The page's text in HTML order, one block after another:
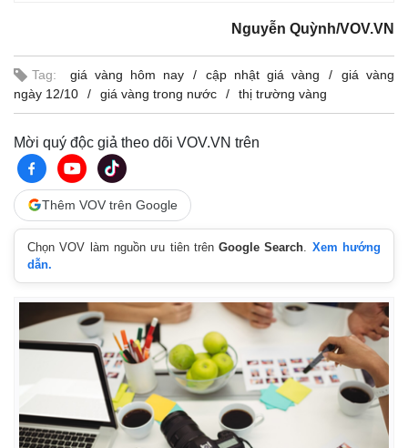
Chứng khoán
Nguyễn Quỳnh/VOV.VN
Tag: giá vàng hôm nay cập nhật giá vàng
giá vàng
ngày 12/10
giá vàng trong nước thị trường vàng
Mời quý độc giả theo dõi VOV.VN trên
Thêm VOV trên Google
Chọn VOV làm nguồn ưu tiên trênGoogle Search
Xem hướng
dẫn.